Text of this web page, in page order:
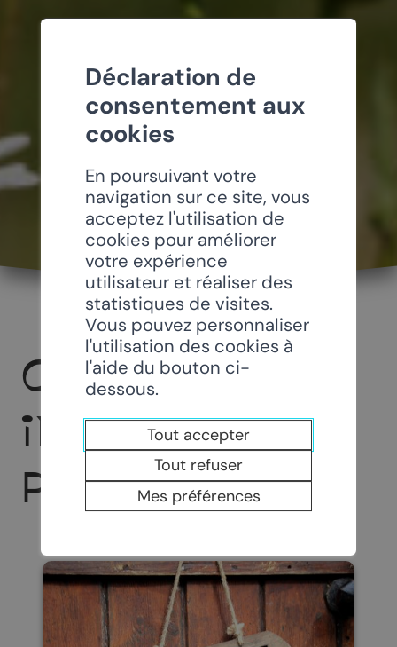
CONTACT ET
INFOS
PRATIQUES
Déclaration de
consentement aux
cookies
En poursuivant votre
navigation sur ce site, vous
acceptez l'utilisation de
cookies pour améliorer
votre expérience
utilisateur et réaliser des
statistiques de visites.
Vous pouvez personnaliser
l'utilisation des cookies à
l'aide du bouton ci-
dessous.
Tout accepter
Tout refuser
Mes préférences